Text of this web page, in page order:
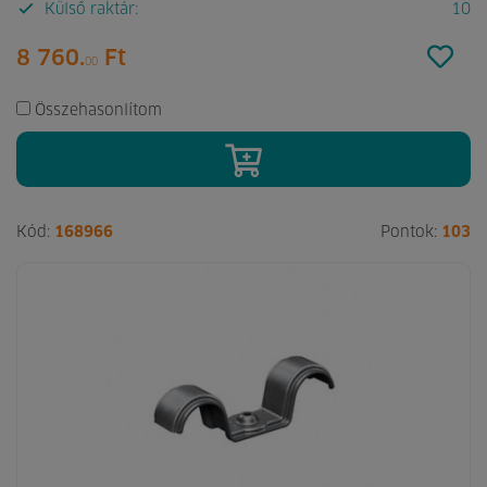
Külső raktár:
10
8 760.00 Ft
Összehasonlítom
Kód: 168966 Pontok: 103